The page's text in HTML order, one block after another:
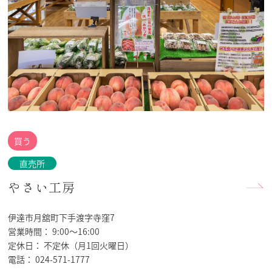
買う
直売所
やさい工房
伊達市月舘町下手渡字寺窪7
営業時間：9:00～16:00
定休日： 不定休（月1回火曜日）
電話：024-571-1777